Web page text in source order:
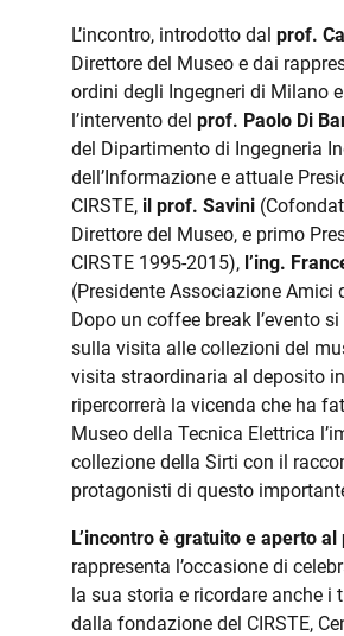
L’incontro, introdotto dal prof.
Direttore del Museo e dai
ordini degli Ingegneri di Milano
l’intervento del prof. Paolo Di
del Dipartimento di Ingegneria
dell’Informazione e attuale
CIRSTE, il prof. Savini
Direttore del Museo, e primo
CIRSTE 1995-2015), l’ing.
(Presidente Associazione Amici
Dopo un coffee break l’evento
sulla visita alle collezioni del
visita straordinaria al deposito
ripercorrerà la vicenda che ha
Museo della Tecnica Elettrica
collezione della Sirti con il
protagonisti di questo
L’incontro è gratuito e aperto al
rappresenta l’occasione di
la sua storia e ricordare anche i
dalla fondazione del CIRSTE,